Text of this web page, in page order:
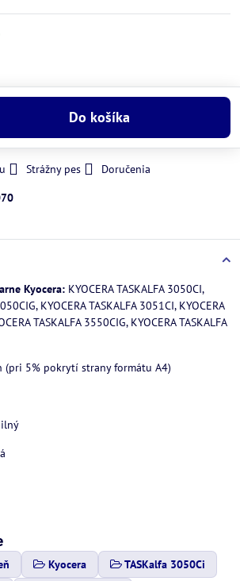
Do košíka
Strážny pes
Doručenia
Kyocera: KYOCERA TASKALFA 3050CI,
KYOCERA TASKALFA 3051CI, KYOCERA
TASKALFA 3550CIG, KYOCERA TASKALFA
(pri 5% pokrytí strany formátu A4)
Kyocera
TASKalfa 3050Ci